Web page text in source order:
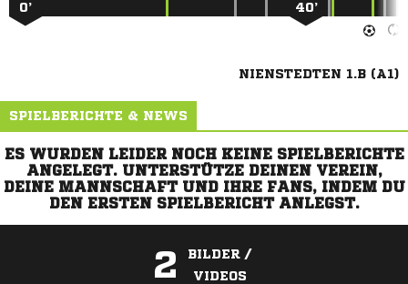
0’ 40’
NIENSTEDTEN 1.B (A1)
SPIELBERICHTE & NEWS
ES WURDEN LEIDER NOCH KEINE SPIELBERICHTE
ANGELEGT. UNTERSTÜTZE DEINEN VEREIN,
DEINE MANNSCHAFT UND IHRE FANS, INDEM DU
DEN ERSTEN SPIELBERICHT ANLEGST.
2
BILDER /
VIDEOS